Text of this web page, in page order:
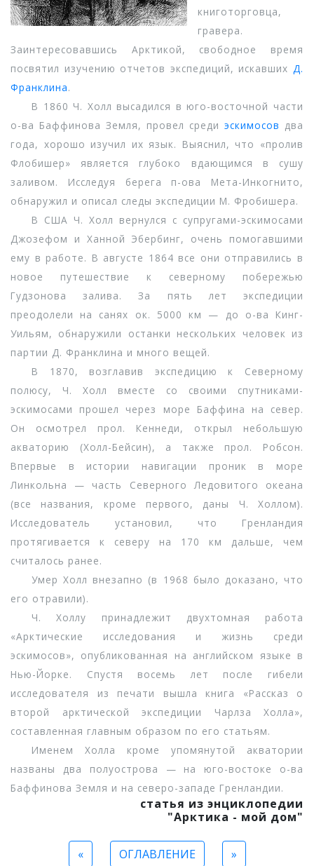
книготорговца,
гравера.
Заинтересовавшись Арктикой, свободное время
посвятил изучению отчетов экспедиций, искавших Д.
Франклина.
В 1860 Ч. Холл высадился в юго-восточной части
о-ва Баффинова Земля, провел среди эскимосов два
года, хорошо изучил их язык. Выяснил, что «пролив
Флобишер» является глубоко вдающимся в сушу
заливом. Исследуя берега п-ова Мета-Инкогнито,
обнаружил и описал следы экспедиции М. Фробишера.
В США Ч. Холл вернулся с супругами-эскимосами
Джозефом и Ханной Эбербинг, очень помогавшими
ему в работе. В августе 1864 все они отправились в
новое путешествие к северному побережью
Гудзонова залива. За пять лет экспедиции
преодолели на санях ок. 5000 км — до о-ва Кинг-
Уильям, обнаружили останки нескольких человек из
партии Д. Франклина и много вещей.
В 1870, возглавив экспедицию к Северному
полюсу, Ч. Холл вместе со своими спутниками-
эскимосами прошел через море Баффина на север.
Он осмотрел прол. Кеннеди, открыл небольшую
акваторию (Холл-Бейсин), а также прол. Робсон.
Впервые в истории навигации проник в море
Линкольна — часть Северного Ледовитого океана
(все названия, кроме первого, даны Ч. Холлом).
Исследователь установил, что Гренландия
протягивается к северу на 170 км дальше, чем
считалось ранее.
Умер Холл внезапно (в 1968 было доказано, что
его отравили).
Ч. Холлу принадлежит двухтомная работа
«Арктические исследования и жизнь среди
эскимосов», опубликованная на английском языке в
Нью-Йорке. Спустя восемь лет после гибели
исследователя из печати вышла книга «Рассказ о
второй арктической экспедиции Чарлза Холла»,
составленная главным образом по его статьям.
Именем Холла кроме упомянутой акватории
названы два полуострова — на юго-востоке о-ва
Баффинова Земля и на северо-западе Гренландии.
статья из энциклопедии
"Арктика - мой дом"
« ОГЛАВЛЕНИЕ »